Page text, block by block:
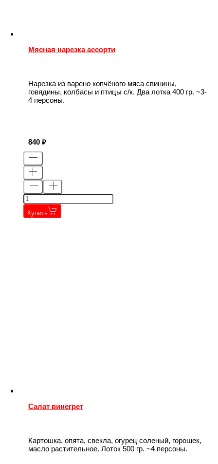
Мясная нарезка ассорти
Нарезка из варено копчёного мяса свинины,
говядины, колбасы и птицы с/к. Два лотка 400 гр. ~3-
4 персоны.
840
Купить
Салат винегрет
Картошка, опята, свекла, огурец соленый, горошек,
масло растительное. Лоток 500 гр. ~4 персоны.